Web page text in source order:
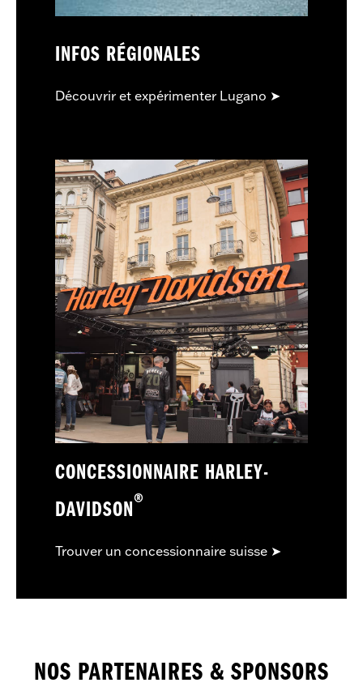
INFOS RÉGIONALES
Découvrir et expérimenter Lugano ➤
CONCESSIONNAIRE HARLEY-
DAVIDSON®
Trouver un concessionnaire suisse ➤
NOS PARTENAIRES & SPONSORS